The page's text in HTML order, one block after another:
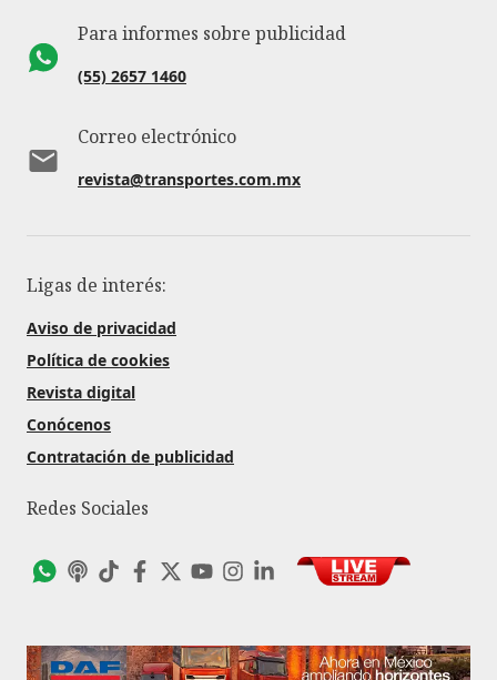
Para informes sobre publicidad
(55) 2657 1460
Correo electrónico
revista@transportes.com.mx
Ligas de interés:
Aviso de privacidad
Política de cookies
Revista digital
Conócenos
Contratación de publicidad
Redes Sociales